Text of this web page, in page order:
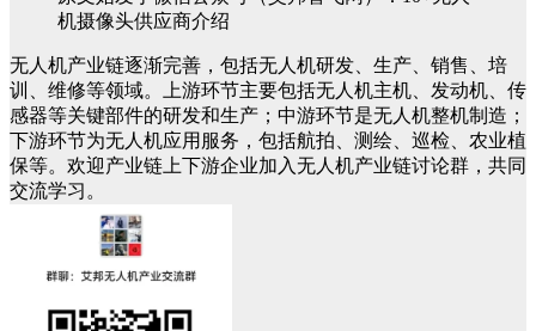
机摄像头供应商介绍
无人机产业链逐渐完善，包括无人机研发、生产、销售、培
训、维修等领域。上游环节主要包括无人机主机、发动机、传
感器等关键部件的研发和生产；中游环节是无人机整机制造；
下游环节为无人机应用服务，包括航拍、测绘、巡检、农业植
保等。欢迎产业链上下游企业加入无人机产业链讨论群，共同
交流学习。